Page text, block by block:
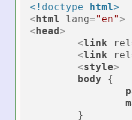
<!doctype html>
<html lang="en">
<head>
<link rel
<link rel
<style>
body {